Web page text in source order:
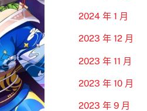
2024 年 1 月
2023 年 12 月
2023 年 11 月
2023 年 10 月
2023 年 9 月